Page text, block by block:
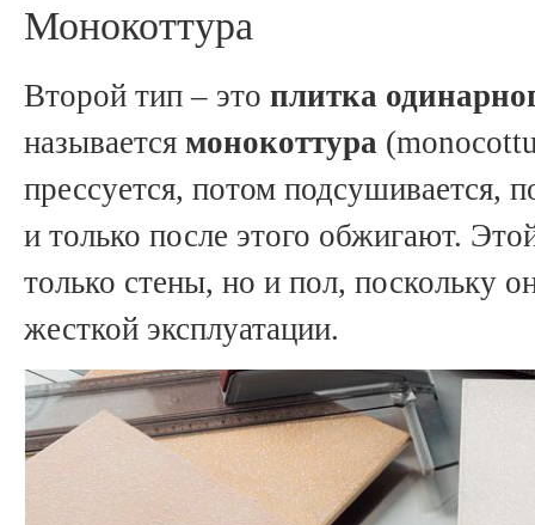
Монокоттура
Второй тип – это плитка
называется монокоттура (
прессуется, потом подсушивается,
и только после этого обжигают.
только стены, но и пол, поскольку
жесткой эксплуатации.